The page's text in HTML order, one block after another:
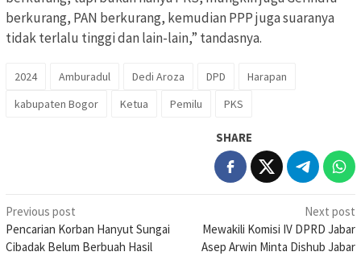
berkurang, PAN berkurang, kemudian PPP juga suaranya
tidak terlalu tinggi dan lain-lain,” tandasnya.
2024 Amburadul Dedi Aroza DPD
Harapan
kabupaten Bogor
Ketua Pemilu PKS
SHARE
Post
navigation
Previous post
Pencarian Korban Hanyut Sungai
Cibadak Belum Berbuah Hasil
Next post
Mewakili Komisi IV DPRD Jabar
Asep Arwin Minta Dishub Jabar